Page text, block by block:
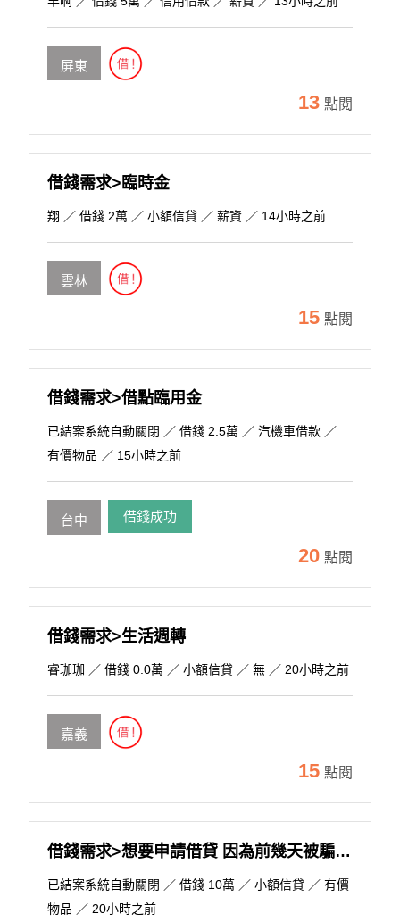
屏東
13 點閱
借錢需求>臨時金
翔 ／ 借錢 2萬 ／ 小額信貸 ／ 薪資 ／ 14小時之前
雲林
15 點閱
借錢需求>借點臨用金
已結案系統自動關閉 ／ 借錢 2.5萬 ／ 汽機車借款 ／
有價物品 ／ 15小時之前
台中 借錢成功
20 點閱
借錢需求>生活週轉
睿珈珈 ／ 借錢 0.0萬 ／ 小額信貸 ／ 無 ／ 20小時之前
嘉義
15 點閱
借錢需求>想要申請借貸 因為前幾天被騙了一萬 之前也有一些跟朋借款 想整合
已結案系統自動關閉 ／ 借錢 10萬 ／ 小額信貸 ／ 有價
物品 ／ 20小時之前